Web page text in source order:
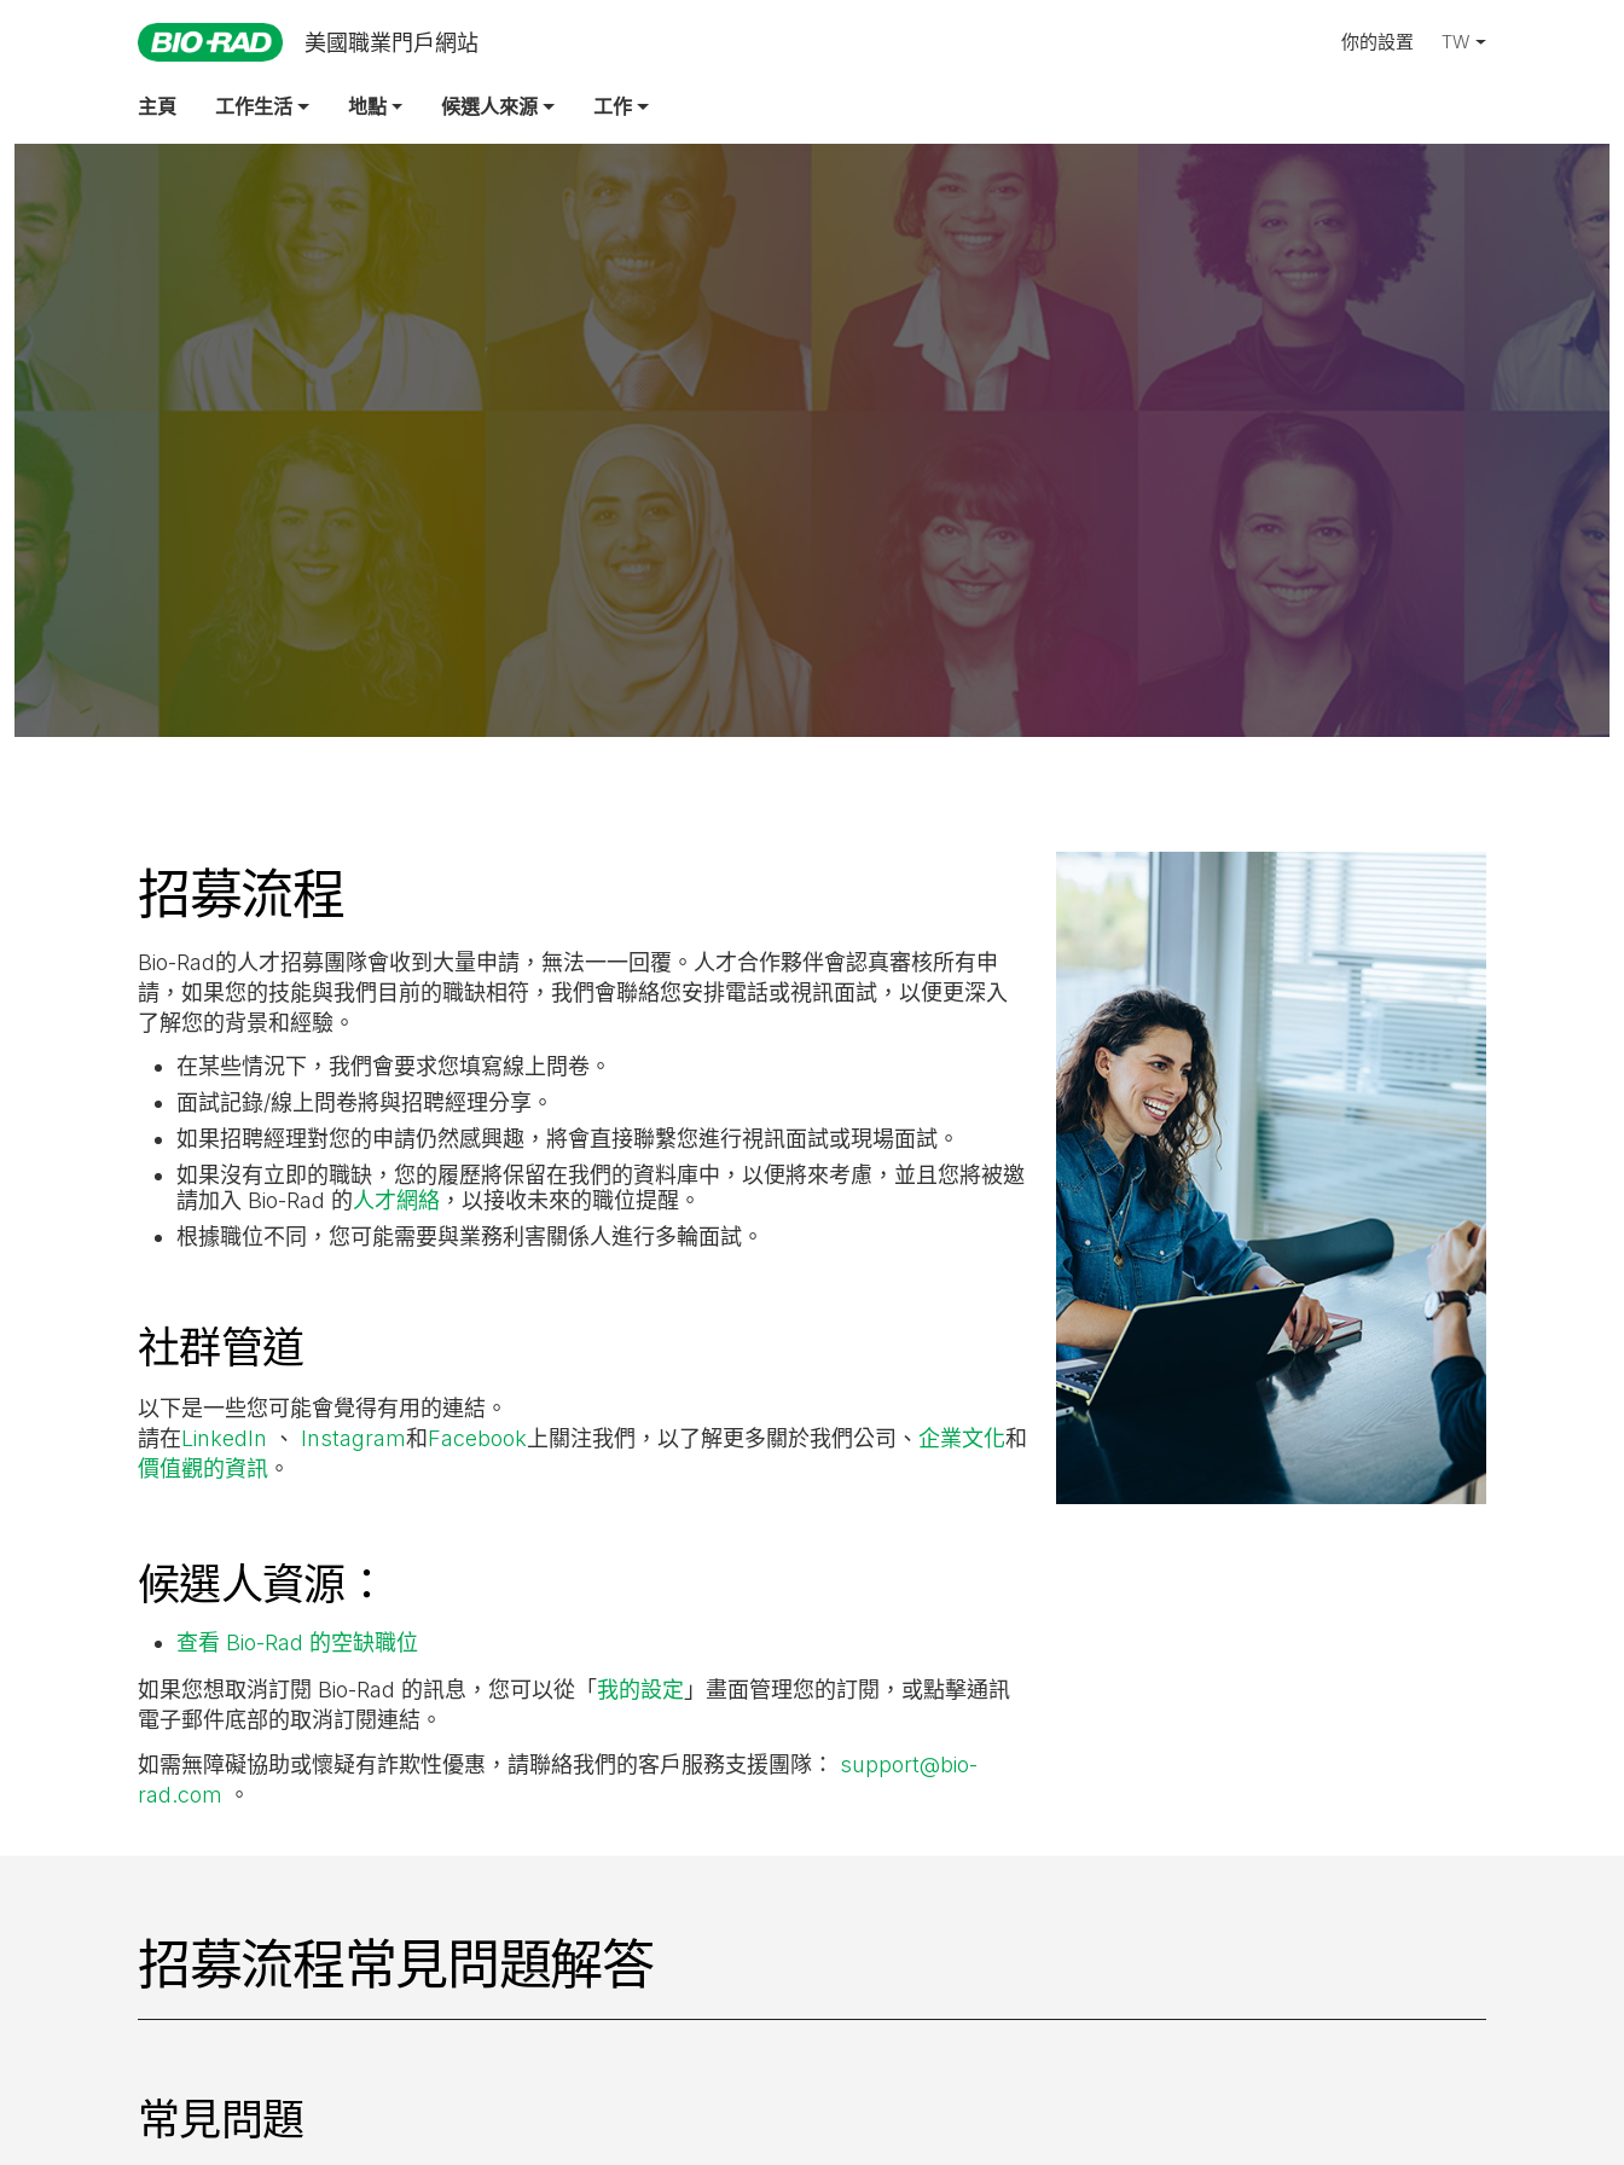
美國職業門戶網站 你的設置 TW
主頁 工作生活 地點 候選人來源 工作
招募流程
Bio-Rad的人才招募團隊會收到大量申請，無法一一回覆。人才合作夥伴會認真審核所有申
請，如果您的技能與我們目前的職缺相符，我們會聯絡您安排電話或視訊面試，以便更深入
了解您的背景和經驗。
在某些情況下，我們會要求您填寫線上問卷。
面試記錄/線上問卷將與招聘經理分享。
如果招聘經理對您的申請仍然感興趣，將會直接聯繫您進行視訊面試或現場面試。
如果沒有立即的職缺，您的履歷將保留在我們的資料庫中，以便將來考慮，並且您將被邀
請加入 Bio-Rad 的人才網絡 ，以接收未來的職位提醒。
根據職位不同，您可能需要與業務利害關係人進行多輪面試。
社群管道
以下是一些您可能會覺得有用的連結。
請在LinkedIn 、 Instagram和Facebook 上關注我們，以了解更多關於我們公司、 企業文化和
價值觀的資訊 。
候選人資源：
查看 Bio-Rad 的空缺職位
如果您想取消訂閱 Bio-Rad 的訊息，您可以從「我的設定 」畫面管理您的訂閱，或點擊通訊
電子郵件底部的取消訂閱連結。
如需無障礙協助或懷疑有詐欺性優惠，請聯絡我們的客戶服務支援團隊： support@bio-
rad.com 。
招募流程常見問題解答
常見問題